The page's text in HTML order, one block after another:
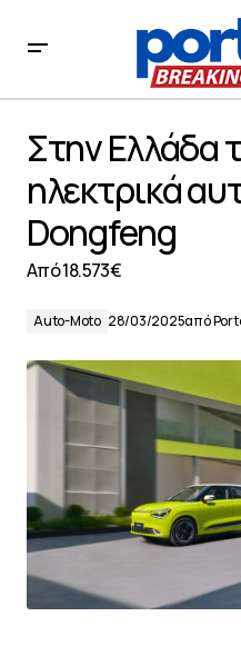
Dongfeng
Στην Ελλάδα
ηλεκτρικά
Dongfeng
Aπό 18.573€
Auto-Moto 28/03/2025από